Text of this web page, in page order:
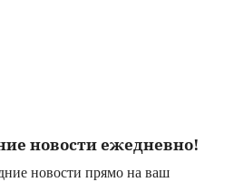
новости ежедневно!
новости прямо на ваш